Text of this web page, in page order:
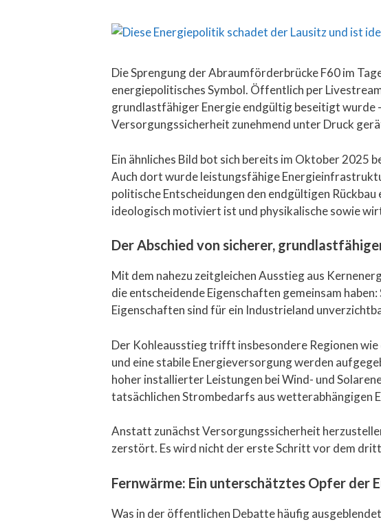
Die Sprengung der Abraumförderbrücke F60 im
energiepolitisches Symbol. Öffentlich per
grundlastfähiger Energie endgültig beseitigt wurde
Versorgungssicherheit zunehmend unter Druck
Ein ähnliches Bild bot sich bereits im Oktober
Auch dort wurde leistungsfähige
politische Entscheidungen den endgültigen
ideologisch motiviert ist und physikalische sowie
Der Abschied von sicherer,
Mit dem nahezu zeitgleichen Ausstieg aus
die entscheidende Eigenschaften gemeinsam
Eigenschaften sind für ein Industrieland
Der Kohleausstieg trifft insbesondere Regionen
und eine stabile Energieversorgung werden
hoher installierter Leistungen bei Wind- und
tatsächlichen Strombedarfs aus wetterabhängigen
Anstatt zunächst Versorgungssicherheit
zerstört. Es wird nicht der erste Schritt vor dem
Fernwärme: Ein unterschätztes Opfer der
Was in der öffentlichen Debatte häufig